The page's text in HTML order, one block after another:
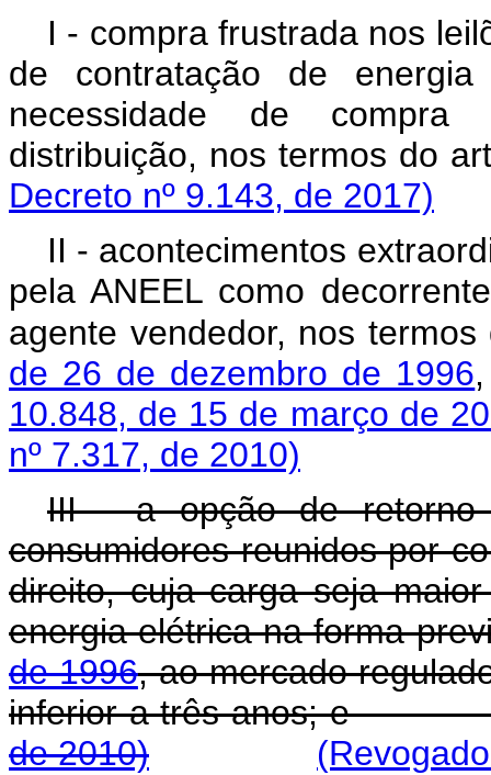
I - compra frustrada nos
de contratação de
necessidade de compra
distribuição, nos termos do
Decreto nº 9.143, de 2017)
II - acontecimentos
pela ANEEL como
agente vendedor, nos
de 26 de dezembro de 1996
10.848, de 15 de março de
nº 7.317, de 2010)
III - a opção de retorno
consumidores reunidos por
direito, cuja carga seja
energia elétrica na forma
de 1996, ao mercado
inferior a três
de 2010)